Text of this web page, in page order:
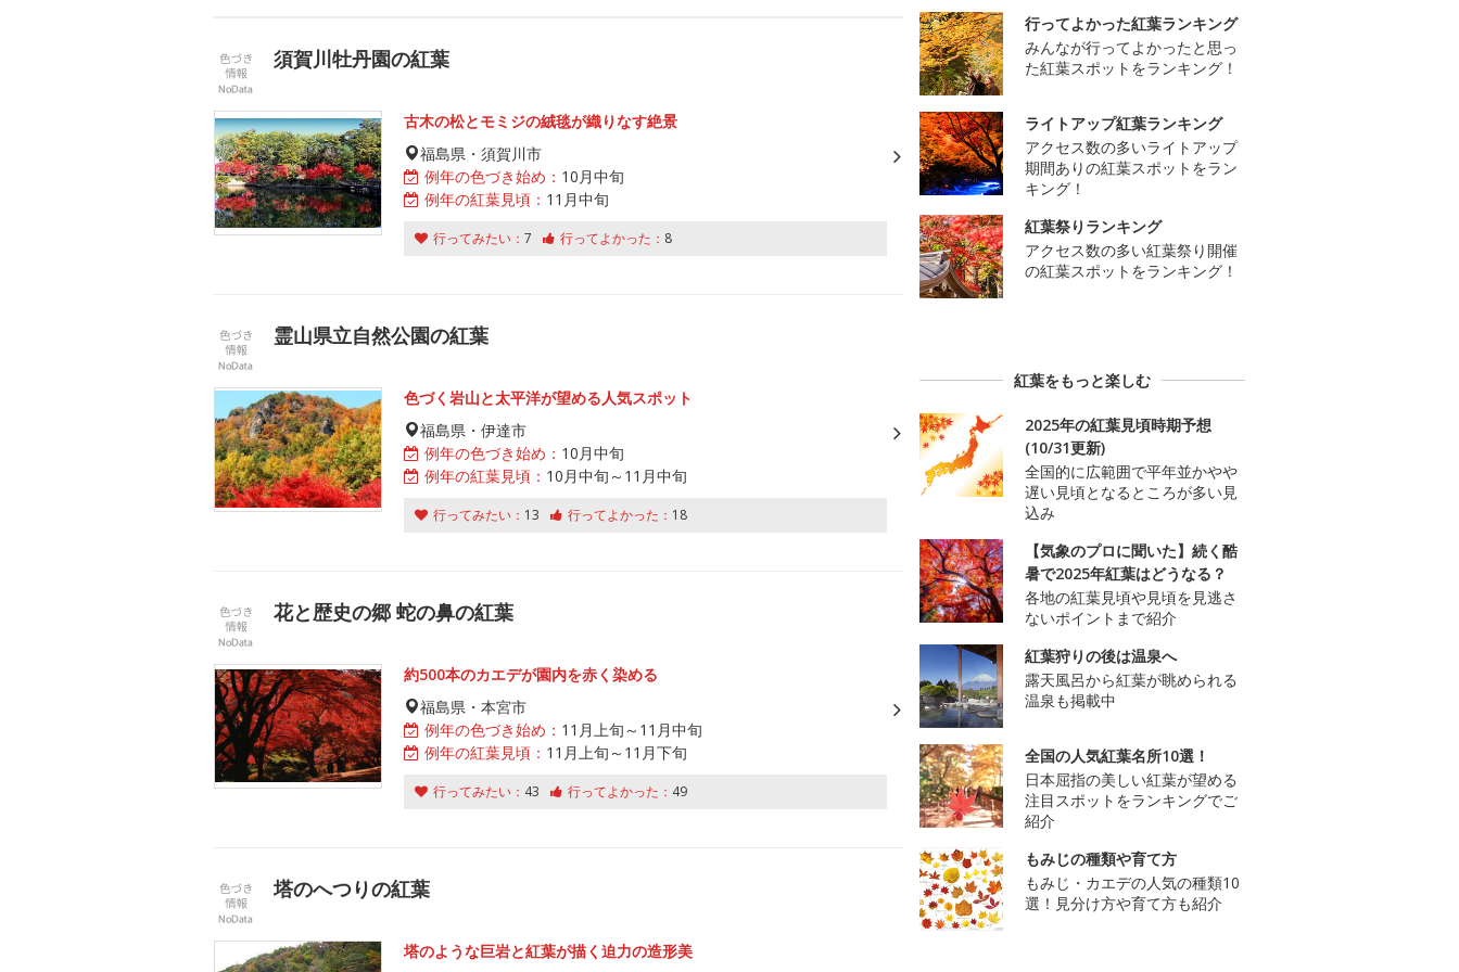
須賀川牡丹園の紅葉
古木の松とモミジの絨毯が織りなす絶景
福島県・須賀川市
例年の色づき始め： 10月中旬
例年の紅葉見頃： 11月中旬
行ってみたい： 7 行ってよかった： 8
霊山県立自然公園の紅葉
色づく岩山と太平洋が望める人気スポット
福島県・伊達市
例年の色づき始め： 10月中旬
例年の紅葉見頃： 10月中旬～11月中旬
行ってみたい： 13 行ってよかった： 18
花と歴史の郷 蛇の鼻の紅葉
約500本のカエデが園内を赤く染める
福島県・本宮市
例年の色づき始め： 11月上旬～11月中旬
例年の紅葉見頃： 11月上旬～11月下旬
行ってみたい： 43 行ってよかった： 49
塔のへつりの紅葉
塔のような巨岩と紅葉が描く迫力の造形美
行ってよかった紅葉ランキング
みんなが行ってよかったと思っ
た紅葉スポットをランキング！
ライトアップ紅葉ランキング
アクセス数の多いライトアップ
期間ありの紅葉スポットをラン
キング！
紅葉祭りランキング
アクセス数の多い紅葉祭り開催
の紅葉スポットをランキング！
紅葉をもっと楽しむ
2025年の紅葉見頃時期予想
(10/31更新)
全国的に広範囲で平年並かやや
遅い見頃となるところが多い見
込み
【気象のプロに聞いた】続く酷
暑で2025年紅葉はどうなる？
各地の紅葉見頃や見頃を見逃さ
ないポイントまで紹介
紅葉狩りの後は温泉へ
露天風呂から紅葉が眺められる
温泉も掲載中
全国の人気紅葉名所10選！
日本屈指の美しい紅葉が望める
注目スポットをランキングでご
紹介
もみじの種類や育て方
もみじ・カエデの人気の種類10
選！見分け方や育て方も紹介